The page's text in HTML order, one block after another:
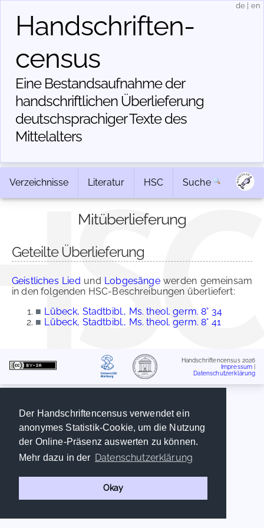
Der Handschriftencensus verwendet ein
anonymes Statistik-Cookie, um die Nutzung
der Online-Präsenz auswerten zu können.
Mehr dazu in der Datenschutzerklärung
Okay
Handschriften­
census
Eine Bestandsaufnahme der
handschriftlichen Über­lieferung
deutschsprachiger Texte des
Mittelalters
de en
Verzeichnisse Literatur HSC Suche
Mitüberlieferung
Geteilte Überlieferung
Geistliches Lied und Lobgesängewerden gemeinsam
in den folgenden HSC-Beschreibungen überliefert:
■ Lübeck, Stadtbibl., Ms. theol. germ. 8° 34
■ Lübeck, Stadtbibl., Ms. theol. germ. 8° 41
Handschriftencensus 2026
Impressum
Datenschutzerklärung